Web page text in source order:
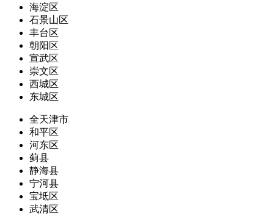
海淀区
石景山区
丰台区
朝阳区
宣武区
崇文区
西城区
东城区
全天津市
和平区
河东区
蓟县
静海县
宁河县
宝坻区
武清区